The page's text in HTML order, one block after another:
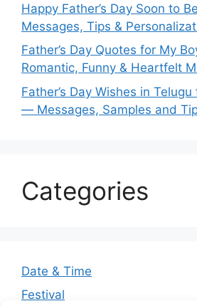
Happy Father’s Day Soon to
Messages, Tips &
Father’s Day Quotes for My
Romantic, Funny & Heartfelt
Father’s Day Wishes in
— Messages, Samples and
Categories
Date & Time
Festival